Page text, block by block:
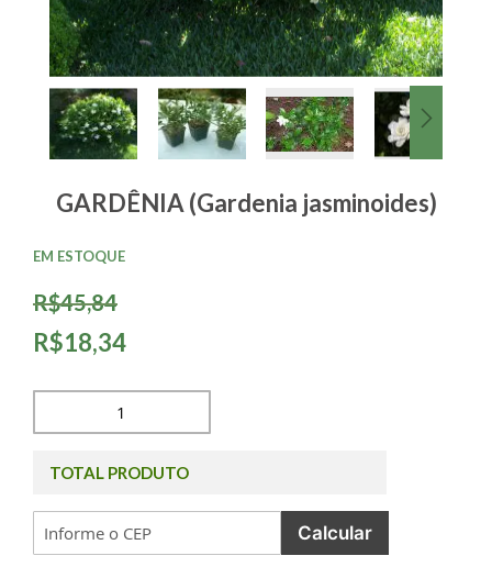
GARDÊNIA (Gardenia jasminoides)
R$45,84
R$18,34
EM ESTOQUE
TOTAL PRODUTO
Calcular